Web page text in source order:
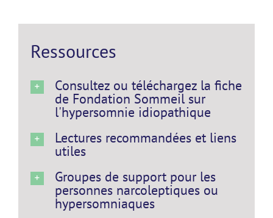
Ressources
Consultez ou téléchargez la fiche
de Fondation Sommeil sur
l'hypersomnie idiopathique
Lectures recommandées et liens
utiles
Groupes de support pour les
personnes narcoleptiques ou
hypersomniaques